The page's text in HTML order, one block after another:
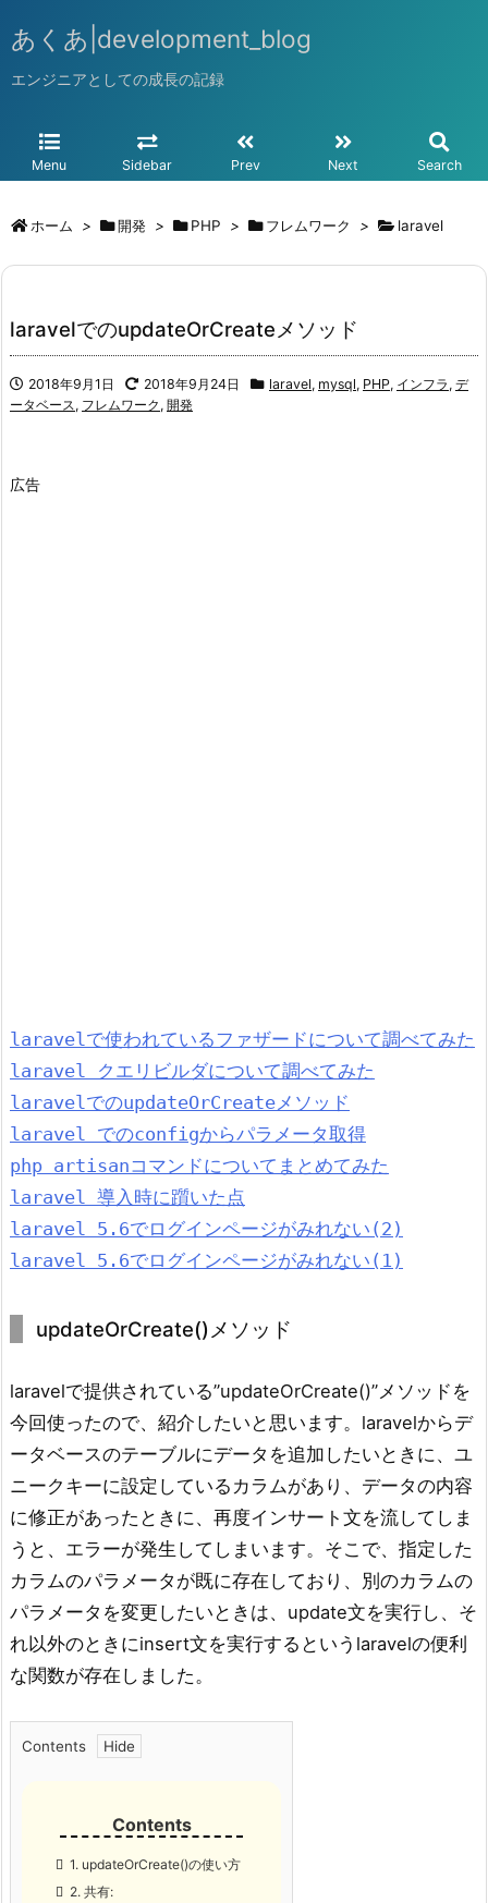
あくあ|development_blog
エンジニアとしての成長の記録
Menu Sidebar Prev Next Search
ホーム > 開発 > PHP > フレムワーク > laravel
laravelでのupdateOrCreateメソッド
2018年9月1日 2018年9月24日 laravel, mysql, PHP, インフラ , デ
ータベース, フレムワーク , 開発
広告
laravelで使われているファザードについて調べてみた
laravel クエリビルダについて調べてみた
laravelでのupdateOrCreateメソッド
laravel でのconfigからパラメータ取得
php artisanコマンドについてまとめてみた
laravel 導入時に躓いた点
laravel 5.6でログインページがみれない(2)
laravel 5.6でログインページがみれない(1)﻿
updateOrCreate()メソッド
laravelで提供されている”updateOrCreate()”メソッドを
今回使ったので、紹介したいと思います。laravelからデ
ータベースのテーブルにデータを追加したいときに、ユ
ニークキーに設定しているカラムがあり、データの内容
に修正があったときに、再度インサート文を流してしま
うと、エラーが発生してしまいます。そこで、指定した
カラムのパラメータが既に存在しており、別のカラムの
パラメータを変更したいときは、update文を実行し、そ
れ以外のときにinsert文を実行するというlaravelの便利
な関数が存在しました。
Contents
1. updateOrCreate()の使い方
2. 共有: